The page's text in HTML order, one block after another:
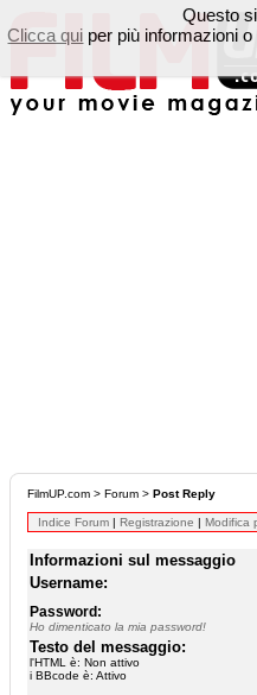
FilmUP.com > Forum > Post Reply
Indice Forum | Registrazione | Modifica
Informazioni sul messaggio
Username:
Password:
Ho dimenticato la mia password!
Testo del messaggio:
l'HTML è: Non attivo
i BBcode è: Attivo
Questo
Clicca qui per più informazioni